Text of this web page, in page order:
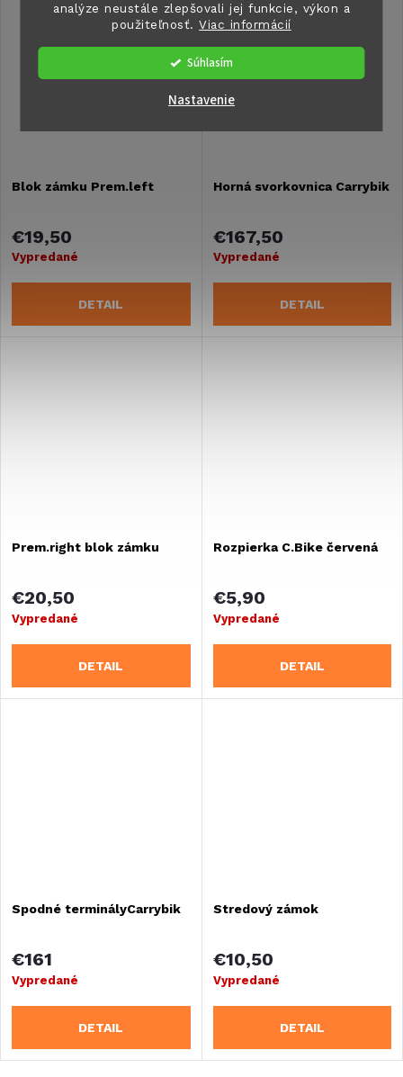
analýze neustále zlepšovali jej funkcie, výkon a
použiteľnosť.Viac informácií
Súhlasím
Nastavenie
Blok zámku Prem.left
€19,50
Vypredané
DETAIL
Horná svorkovnica Carrybik
€167,50
Vypredané
DETAIL
Prem.right blok zámku
€20,50
Vypredané
DETAIL
Rozpierka C.Bike červená
€5,90
Vypredané
DETAIL
Spodné terminályCarrybik
€161
Vypredané
DETAIL
Stredový zámok
€10,50
Vypredané
DETAIL